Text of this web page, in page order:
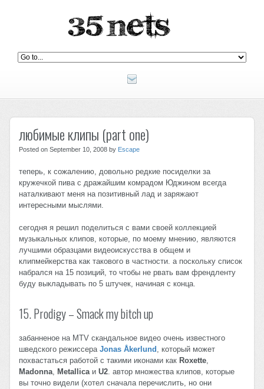
любимые клипы (part one)
Posted on September 10, 2008 by Escape
теперь, к сожалению, довольно редкие посиделки за
кружечкой пива с дражайшим комрадом Юджином всегда
наталкивают меня на позитивный лад и заряжают
интересными мыслями.
сегодня я решил поделиться с вами своей коллекцией
музыкальных клипов, которые, по моему мнению, являются
лучшими образцами видеоискусства в общем и
клипмейкерства как такового в частности. а поскольку список
набрался на 15 позиций, то чтобы не рвать вам френдленту
буду выкладывать по 5 штучек, начиная с конца.
15. Prodigy – Smack my bitch up
забанненое на MTV скандальное видео очень известного
шведского режиссера Jonas Åkerlund , который может
похвастаться работой с такими иконами как Roxette,
Madonna, Metallicaи U2. автор множества клипов, которые
вы точно видели (хотел сначала перечислить, но они